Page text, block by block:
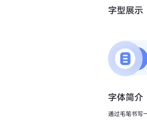
字型展示
字体简介
通过毛笔书写